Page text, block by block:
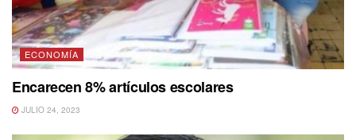
ECONOMÍA
Encarecen 8% artículos escolares
JULIO 24, 2023